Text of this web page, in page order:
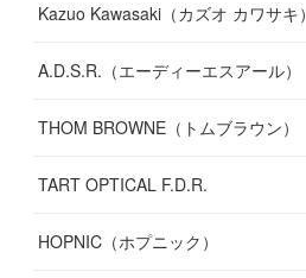
Kazuo Kawasaki（カズオ カワサキ）
A.D.S.R.（エーディーエスアール）
THOM BROWNE（トムブラウン）
TART OPTICAL F.D.R.
HOPNIC（ホプニック）